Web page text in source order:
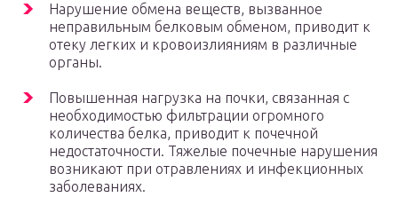
Нарушение обмена веществ, вызванное
неправильным белковым обменом, приводит к
отеку легких и кровоизлияниям в различные
органы.
Повышенная нагрузка на почки, связанная с
необходимостью фильтрации огромного
количества белка, приводит к почечной
недостаточности. Тяжелые почечные нарушения
возникают при отравлениях и инфекционных
заболеваниях.